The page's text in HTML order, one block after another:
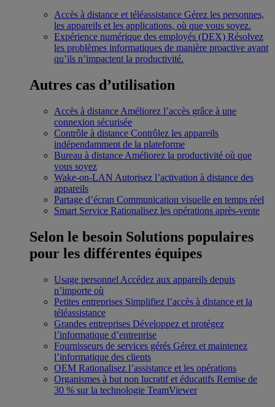
Accès à distance et téléassistance Gérez les personnes,
les appareils et les applications, où que vous soyez.
Expérience numérique des employés (DEX) Résolvez
les problèmes informatiques de manière proactive avant
qu’ils n’impactent la productivité.
Autres cas d’utilisation
Accès à distance Améliorez l’accès grâce à une
connexion sécurisée
Contrôle à distance Contrôlez les appareils
indépendamment de la plateforme
Bureau à distance Améliorez la productivité où que
vous soyez
Wake-on-LAN Autorisez l’activation à distance des
appareils
Partage d’écran Communication visuelle en temps réel
Smart Service Rationalisez les opérations après-vente
Selon le besoin Solutions populaires
pour les différentes équipes
Usage personnel Accédez aux appareils depuis
n’importe où
Petites entreprises Simplifiez l’accès à distance et la
téléassistance
Grandes entreprises Développez et protégez
l’informatique d’entreprise
Fournisseurs de services gérés Gérez et maintenez
l’informatique des clients
OEM Rationalisez l’assistance et les opérations
Organismes à but non lucratif et éducatifs Remise de
30 % sur la technologie TeamViewer